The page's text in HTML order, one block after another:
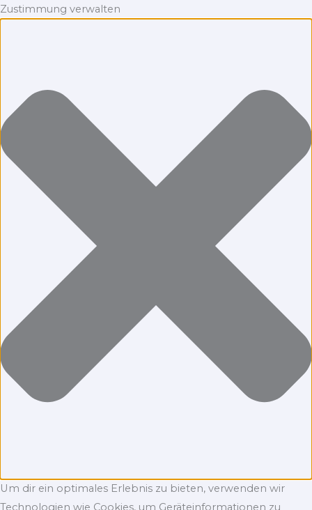
Zustimmung verwalten
Um dir ein optimales Erlebnis zu bieten, verwenden wir
Technologien wie Cookies, um Geräteinformationen zu